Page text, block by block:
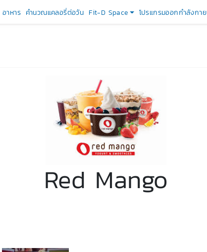
อาหาร คำนวณแคลอรี่ต่อวัน Fit-D Space โปรแกรมออกกำลังกาย
Red Mango